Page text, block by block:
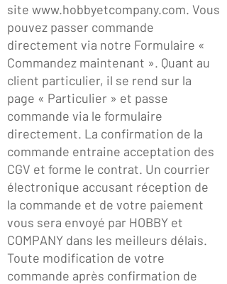
site www.hobbyetcompany.com. Vous
pouvez passer commande
directement via notre Formulaire «
Commandez maintenant ». Quant au
client particulier, il se rend sur la
page « Particulier » et passe
commande via le formulaire
directement. La confirmation de la
commande entraine acceptation des
CGV et forme le contrat. Un courrier
électronique accusant réception de
la commande et de votre paiement
vous sera envoyé par HOBBY et
COMPANY dans les meilleurs délais.
Toute modification de votre
commande après confirmation de